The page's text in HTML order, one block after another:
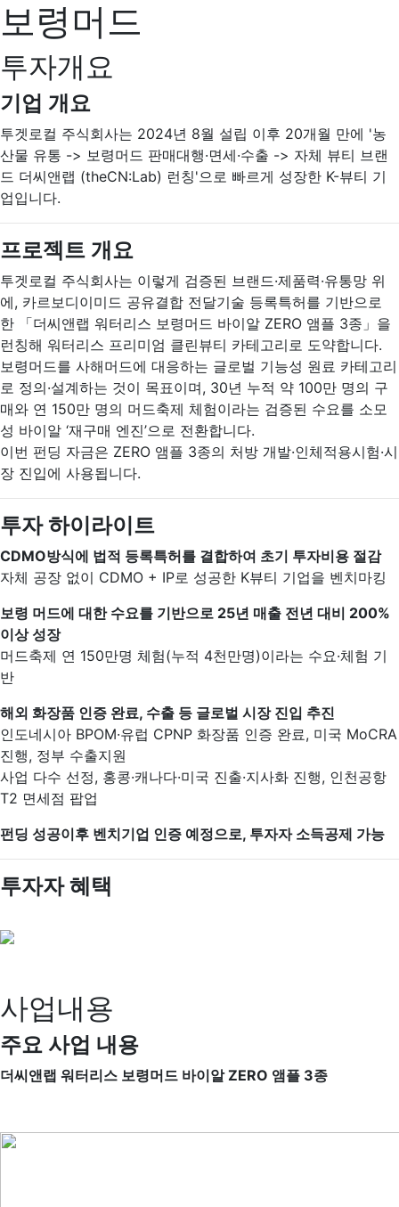
보령머드
투자개요
기업 개요
투겟로컬 주식회사는 2024년 8월 설립 이후 20개월 만에 '농
산물 유통 -> 보령머드 판매대행·면세·수출 -> 자체 뷰티 브랜
드 더씨앤랩 (theCN:Lab) 런칭'으로 빠르게 성장한 K-뷰티 기
업입니다.
프로젝트 개요
투겟로컬 주식회사는 이렇게 검증된 브랜드·제품력·유통망 위
에, 카르보디이미드 공유결합 전달기술 등록특허를 기반으로
한 「더씨앤랩 워터리스 보령머드 바이알 ZERO 앰플 3종」을
런칭해 워터리스 프리미엄 클린뷰티 카테고리로 도약합니다.
보령머드를 사해머드에 대응하는 글로벌 기능성 원료 카테고리
로 정의·설계하는 것이 목표이며, 30년 누적 약 100만 명의 구
매와 연 150만 명의 머드축제 체험이라는 검증된 수요를 소모
성 바이알 ‘재구매 엔진’으로 전환합니다.
이번 펀딩 자금은 ZERO 앰플 3종의 처방 개발·인체적용시험·시
장 진입에 사용됩니다.
투자 하이라이트
CDMO방식에 법적 등록특허를 결합하여 초기 투자비용 절감
자체 공장 없이 CDMO + IP로 성공한 K뷰티 기업을 벤치마킹
보령 머드에 대한 수요를 기반으로 25년 매출 전년 대비 200%
이상 성장
머드축제 연 150만명 체험(누적 4천만명)이라는 수요·체험 기
반
해외 화장품 인증 완료, 수출 등 글로벌 시장 진입 추진
인도네시아 BPOM·유럽 CPNP 화장품 인증 완료, 미국 MoCRA
진행, 정부 수출지원
사업 다수 선정, 홍콩·캐나다·미국 진출·지사화 진행, 인천공항
T2 면세점 팝업
펀딩 성공이후 벤치기업 인증 예정으로, 투자자 소득공제 가능
투자자 혜택
사업내용
주요 사업 내용
더씨앤랩 워터리스 보령머드 바이알 ZERO 앰플 3종